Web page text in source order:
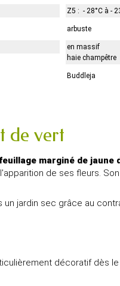
Z5 : - 28°C à -
arbuste
en massif
haie champêtre
Buddleja
de vert
feuillage marginé de jaune
de ses fleurs.
jardin sec grâce au
décoratif dès